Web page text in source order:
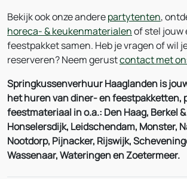
Bekijk ook onze anderepartytenten,
horeca- & keukenmaterialenof stel jouw
feestpakket samen. Heb je vragen of wil
reserveren? Neem gerustcontact met
Springkussenverhuur Haaglanden is
het huren van diner- en feestpakketten,
feestmateriaal in o.a.: Den Haag, Berkel
Honselersdijk, Leidschendam, Monster,
Nootdorp, Pijnacker, Rijswijk,
Wassenaar, Wateringen en Zoetermeer.